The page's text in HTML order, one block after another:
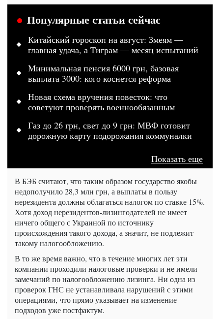
Популярные статьи сейчас
Китайский гороскоп на август: Змеям —
главная удача, а Тиграм — месяц испытаний
Минимальная пенсия 6000 грн, базовая
выплата 3000: кого коснется реформа
Новая схема вручения повесток: что
советуют проверять военнообязанным
Газ до 26 грн, свет до 9 грн: МВФ готовит
дорожную карту подорожания коммуналки
Показать еще
В БЭБ считают, что таким образом государство якобы
недополучило 28,3 млн грн, а выплаты в пользу
нерезидента должны облагаться налогом по ставке 15%.
Хотя доход нерезидентов-лизингодателей не имеет
ничего общего с Украиной по источнику
происхождения такого дохода, а значит, не подлежит
такому налогообложению.
В то же время важно, что в течение многих лет эти
компании проходили налоговые проверки и не имели
замечаний по налогообложению лизинга. Ни одна из
проверок ГНС не устанавливала нарушений с этими
операциями, что прямо указывает на изменение
подходов уже постфактум.